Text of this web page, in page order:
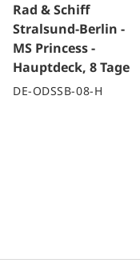
Rad & Schiff
Stralsund-Berlin -
MS Princess -
Hauptdeck, 8 Tage
DE-ODSSB-08-H